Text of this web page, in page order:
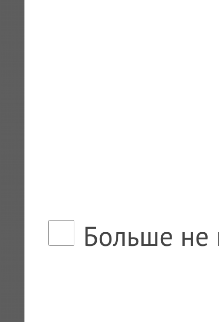
Больше не